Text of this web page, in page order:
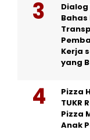
Bahas
Kerja
yang
Pizza
TUKR
Pizza
Anak